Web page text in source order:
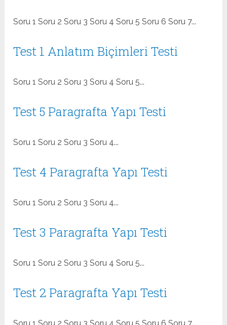
Soru 1 Soru 2 Soru 3 Soru 4 Soru 5 Soru 6 Soru 7...
Test 1 Anlatım Biçimleri Testi
Soru 1 Soru 2 Soru 3 Soru 4 Soru 5...
Test 5 Paragrafta Yapı Testi
Soru 1 Soru 2 Soru 3 Soru 4...
Test 4 Paragrafta Yapı Testi
Soru 1 Soru 2 Soru 3 Soru 4...
Test 3 Paragrafta Yapı Testi
Soru 1 Soru 2 Soru 3 Soru 4 Soru 5...
Test 2 Paragrafta Yapı Testi